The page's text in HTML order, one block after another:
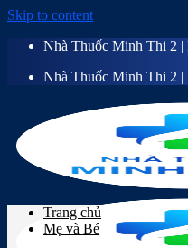
Skip to content
Nhà Thuốc Minh Thi 2 |
Nhà Thuốc Minh Thi 2 |
Trang chủ
Mẹ và Bé